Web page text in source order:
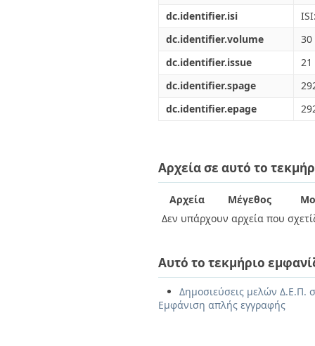
dc.identifier.isi
dc.identifier.volume
30
dc.identifier.issue
21
dc.identifier.spage
dc.identifier.epage
Αρχεία σε αυτό το
Αρχεία Μέγεθος
Δεν υπάρχουν αρχεία που
Αυτό το τεκμήριο
Δημοσιεύσεις μελών Δ.Ε.Π.
Εμφάνιση απλής εγγραφής